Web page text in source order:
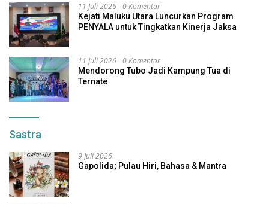
11 Juli 2026 0 Komentar
Kejati Maluku Utara Luncurkan Program
PENYALA untuk Tingkatkan Kinerja Jaksa
11 Juli 2026 0 Komentar
Mendorong Tubo Jadi Kampung Tua di
Ternate
Sastra
9 Juli 2026
Gapolida; Pulau Hiri, Bahasa & Mantra